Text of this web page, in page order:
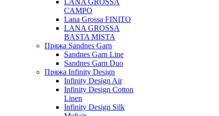
LANA GROSSA
CAMPO
Lana Grossa FINITO
LANA GROSSA
BASTA MISTA
Пряжа Sandnes Garn
Sandnes Garn Line
Sandnes Garn Duo
Пряжа Infinity Design
Infinity Design Air
Infinity Design Cotton
Linen
Infinity Design Silk